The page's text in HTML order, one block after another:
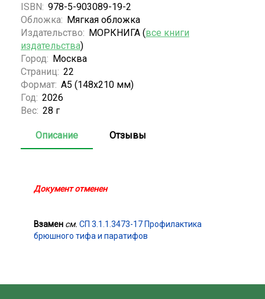
ISBN: 978-5-903089-19-2
Обложка: Мягкая обложка
Издательство: МОРКНИГА (все книги
издательства)
Город: Москва
Страниц: 22
Формат: А5 (148x210 мм)
Год: 2026
Вес: 28 г
Описание Отзывы
Документ отменен
Взамен см. СП 3.1.1.3473-17 Профилактика
брюшного тифа и паратифов